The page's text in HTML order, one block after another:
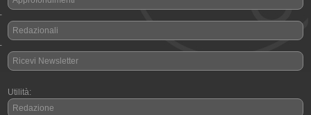
-
Redazionali
-
Ricevi Newsletter
Utilità:
Redazione